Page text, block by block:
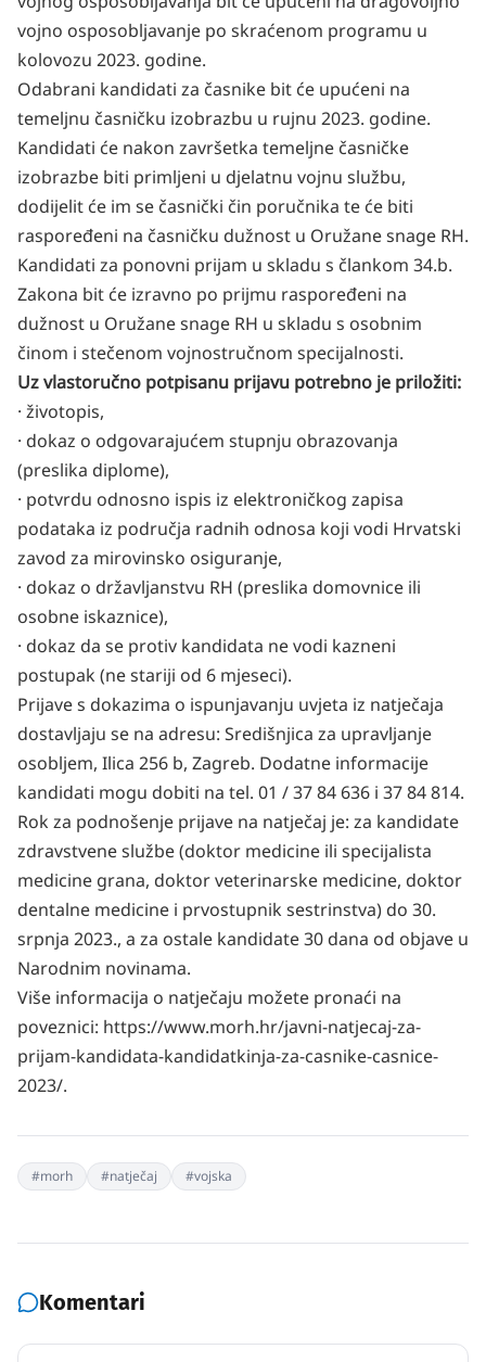
vojno osposobljavanje po skraćenom programu u
kolovozu 2023. godine.
Odabrani kandidati za časnike bit će upućeni na
temeljnu časničku izobrazbu u rujnu 2023. godine.
Kandidati će nakon završetka temeljne časničke
izobrazbe biti primljeni u djelatnu vojnu službu,
dodijelit će im se časnički čin poručnika te će biti
raspoređeni na časničku dužnost u Oružane snage RH.
Kandidati za ponovni prijam u skladu s člankom 34.b.
Zakona bit će izravno po prijmu raspoređeni na
dužnost u Oružane snage RH u skladu s osobnim
činom i stečenom vojnostručnom specijalnosti.
Uz vlastoručno potpisanu prijavu potrebno je priložiti:
· životopis,
· dokaz o odgovarajućem stupnju obrazovanja
(preslika diplome),
· potvrdu odnosno ispis iz elektroničkog zapisa
podataka iz područja radnih odnosa koji vodi Hrvatski
zavod za mirovinsko osiguranje,
· dokaz o državljanstvu RH (preslika domovnice ili
osobne iskaznice),
· dokaz da se protiv kandidata ne vodi kazneni
postupak (ne stariji od 6 mjeseci).
Prijave s dokazima o ispunjavanju uvjeta iz natječaja
dostavljaju se na adresu: Središnjica za upravljanje
osobljem, Ilica 256 b, Zagreb. Dodatne informacije
kandidati mogu dobiti na tel. 01 / 37 84 636 i 37 84 814.
Rok za podnošenje prijave na natječaj je: za kandidate
zdravstvene službe (doktor medicine ili specijalista
medicine grana, doktor veterinarske medicine, doktor
dentalne medicine i prvostupnik sestrinstva) do 30.
srpnja 2023., a za ostale kandidate 30 dana od objave u
Narodnim novinama.
Više informacija o natječaju možete pronaći na
poveznici: https://www.morh.hr/javni-natjecaj-za-
prijam-kandidata-kandidatkinja-za-casnike-casnice-
2023/.
#morh #natječaj #vojska
Komentari